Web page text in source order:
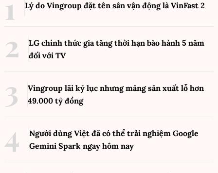
Lý do Vingroup đặt tên sân vận động là VinFast 2
LG chính thức gia tăng thời hạn bảo hành 5 năm
đối với TV
Vingroup lãi kỷ lục nhưng mảng sản xuất lỗ hơn
49.000 tỷ đồng
Người dùng Việt đã có thể trải nghiệm Google
Gemini Spark ngay hôm nay